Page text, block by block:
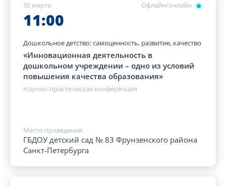
Офлайн/онлайн
30 марта
11:00
Дошкольное детство: самоценность, развитие, качество
«Инновационная деятельность в
дошкольном учреждении – одно из условий
повышения качества образования»
Научно-практическая конференция
Место проведения
ГБДОУ детский сад № 83 Фрунзенского района
Санкт-Петербурга